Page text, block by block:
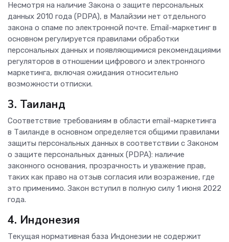
Несмотря на наличие Закона о защите персональных
данных 2010 года (PDPA), в Малайзии нет отдельного
закона о спаме по электронной почте. Email-маркетинг в
основном регулируется правилами обработки
персональных данных и появляющимися рекомендациями
регуляторов в отношении цифрового и электронного
маркетинга, включая ожидания относительно
возможности отписки.
3. Таиланд
Соответствие требованиям в области email-маркетинга
в Таиланде в основном определяется общими правилами
защиты персональных данных в соответствии с Законом
о защите персональных данных (PDPA): наличие
законного основания, прозрачность и уважение прав,
таких как право на отзыв согласия или возражение, где
это применимо. Закон вступил в полную силу 1 июня 2022
года.
4. Индонезия
Текущая нормативная база Индонезии не содержит